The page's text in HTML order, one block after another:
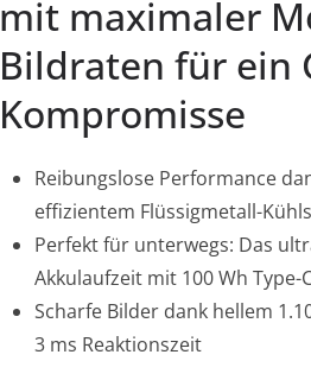
mit maximaler
Bildraten für ein
Kompromisse
Reibungslose Performance
effizientem Flüssigmetall-
Perfekt für unterwegs: Das
Akkulaufzeit mit 100 Wh Type-
Scharfe Bilder dank hellem
3 ms Reaktionszeit